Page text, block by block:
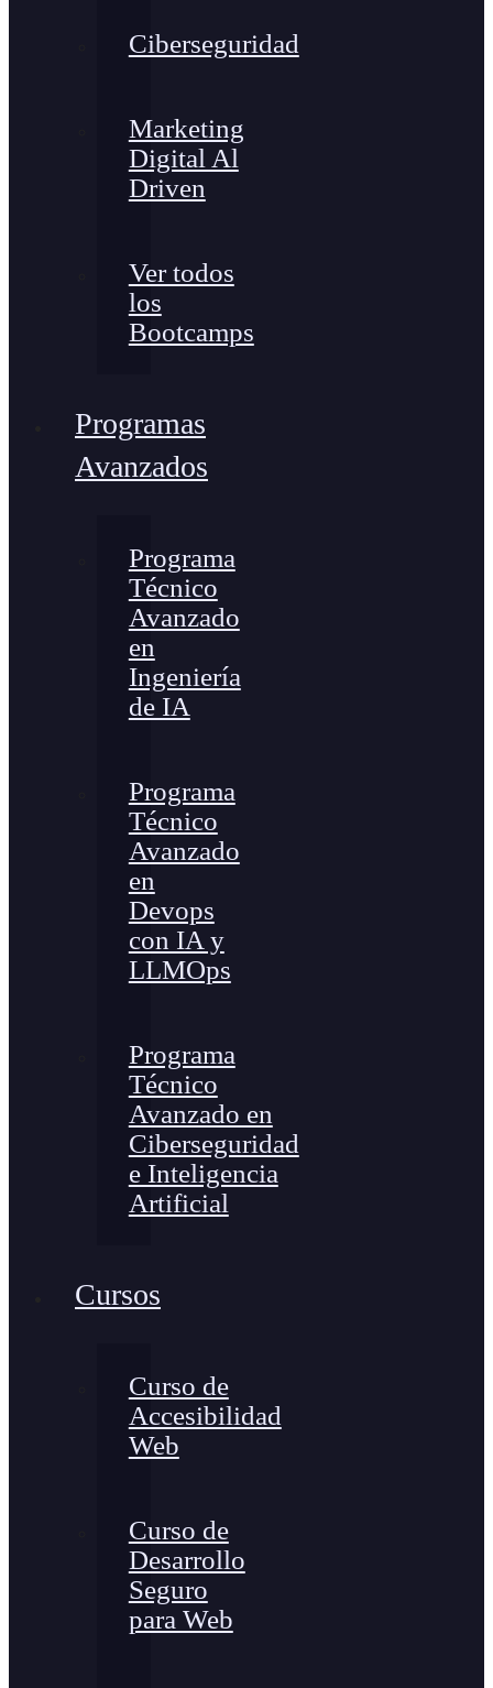
Ciberseguridad
Marketing
Digital Al
Driven
Ver todos
los
Bootcamps
Programas
Avanzados
Programa
Técnico
Avanzado
en
Ingeniería
de IA
Programa
Técnico
Avanzado
en
Devops
con IA y
LLMOps
Programa
Técnico
Avanzado en
Ciberseguridad
e Inteligencia
Artificial
Cursos
Curso de
Accesibilidad
Web
Curso de
Desarrollo
Seguro
para Web